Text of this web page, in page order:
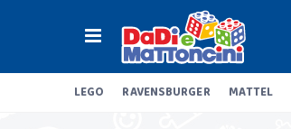
LEGO RAVENSBURGER MATTEL